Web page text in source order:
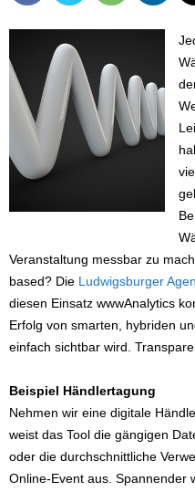
Veranstaltung messbar zu
based? Die Ludwigsburger
diesen Einsatz wwwAnalytics
Erfolg von smarten, hybriden
einfach sichtbar wird.
Beispiel Händlertagung
Nehmen wir eine digitale
weist das Tool die gängigen
oder die durchschnittliche
Online-Event aus. Spannender